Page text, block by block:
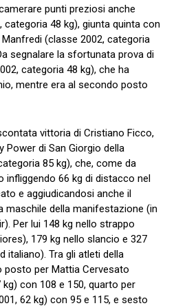
punti preziosi anche
categoria 48 kg), giunta quinta con
(classe 2002, categoria
segnalare la sfortunata prova di
categoria 48 kg), che ha
mentre era al secondo posto
vittoria di Cristiano Ficco,
Power di San Giorgio della
85 kg), che, come da
66 kg di distacco nel
e aggiudicandosi anche il
maschile della manifestazione (in
Per lui 148 kg nello strappo
179 kg nello slancio e 327
italiano). Tra gli atleti della
posto per Mattia Cervesato
con 108 e 150, quarto per
62 kg) con 95 e 115, e sesto